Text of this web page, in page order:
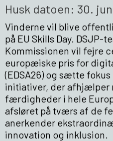
Husk datoen: 30.
Vinderne vil blive
på EU Skills Day. DSJP-
Kommissionen vil fejre
europæiske pris for
(EDSA26) og sætte
initiativer, der afhjælper
færdigheder i hele
afsløret på tværs af de
anerkender
innovation og inklusion.